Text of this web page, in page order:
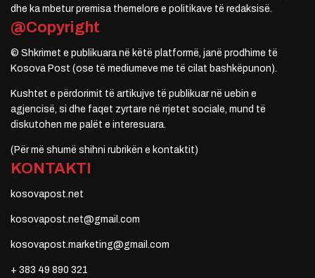
dhe ka mbetur premisa themelore e politikave të redaksisë.
@Copyright
© Shkrimet e publikuara në këtë platformë, janë prodhime të
Kosova Post (ose të mediumeve me të cilat bashkëpunon).
Kushtet e përdorimit të artikujve të publikuar në uebin e
agjencisë, si dhe faqet zyrtare në rrjetet sociale, mund të
diskutohen me palët e interesuara.
(Për më shumë shihni rubrikën e kontaktit)
KONTAKTI
kosovapost.net
kosovapost.net@gmail.com
kosovapost.marketing@gmail.com
+ 383 49 890 321